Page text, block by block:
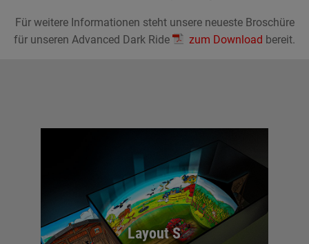
Für weitere Informationen steht unsere neueste Broschüre
für unseren Advanced Dark Ride
zum Download bereit.
Layout S